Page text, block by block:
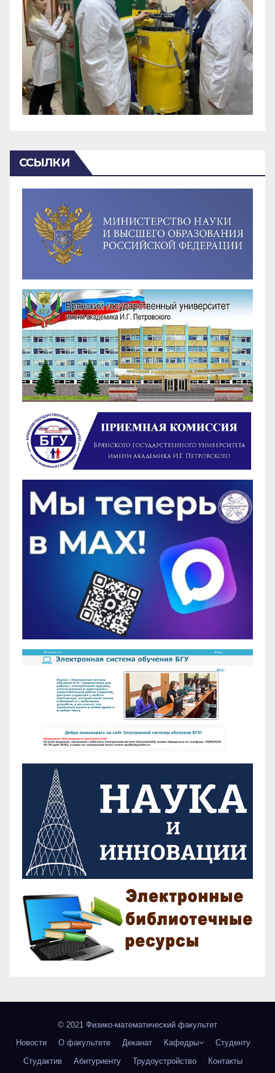
ССЫЛКИ
© 2021 Физико-математический факультет
Новости
О факультете Деканат Кафедры
Студенту
Студактив
Абитуриенту Трудоустройство Контакты